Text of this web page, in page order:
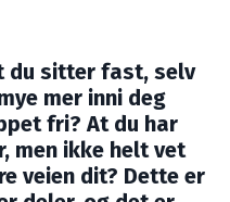
du sitter fast, selv
mer inni deg
fri? At du har
men ikke helt vet
veien dit? Dette er